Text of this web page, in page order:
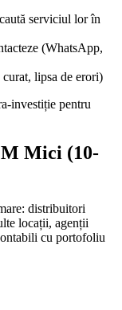
serviciul lor în
(WhatsApp,
lipsa de erori)
investiție pentru
Mici (10-
distribuitori
locații, agenții
cu portofoliu